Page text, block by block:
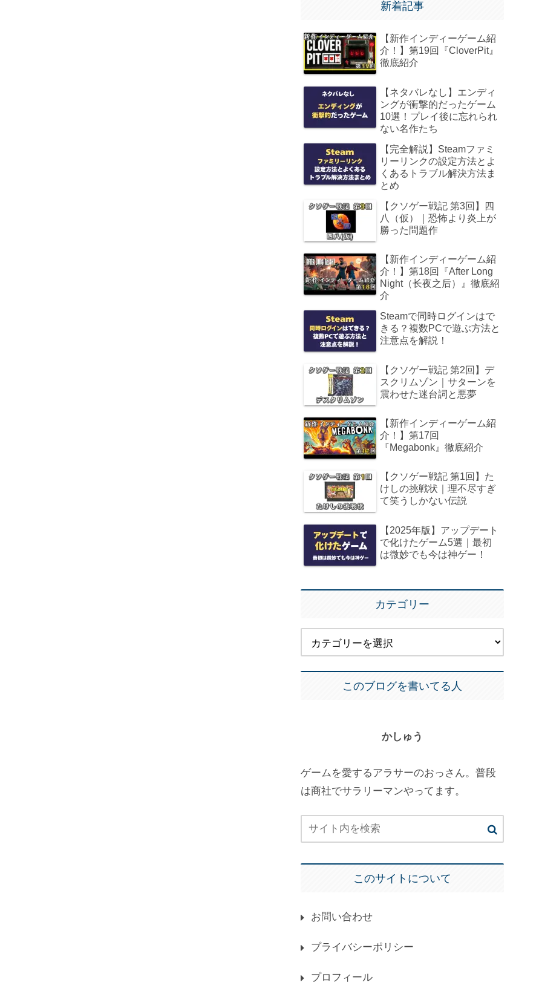
新着記事
【新作インディーゲーム紹
介！】第19回『CloverPit』
徹底紹介
【ネタバレなし】エンディ
ングが衝撃的だったゲーム
10選！プレイ後に忘れられ
ない名作たち
【完全解説】Steamファミ
リーリンクの設定方法とよ
くあるトラブル解決方法ま
とめ
【クソゲー戦記 第3回】四
八（仮）｜恐怖より炎上が
勝った問題作
【新作インディーゲーム紹
介！】第18回『After Long
Night（长夜之后）』徹底紹
介
Steamで同時ログインはで
きる？複数PCで遊ぶ方法と
注意点を解説！
【クソゲー戦記 第2回】デ
スクリムゾン｜サターンを
震わせた迷台詞と悪夢
【新作インディーゲーム紹
介！】第17回
『Megabonk』徹底紹介
【クソゲー戦記 第1回】た
けしの挑戦状｜理不尽すぎ
て笑うしかない伝説
【2025年版】アップデート
で化けたゲーム5選｜最初
は微妙でも今は神ゲー！
カテゴリー
このブログを書いてる人
かしゅう
ゲームを愛するアラサーのおっさん。普段
は商社でサラリーマンやってます。
このサイトについて
お問い合わせ
プライバシーポリシー
プロフィール